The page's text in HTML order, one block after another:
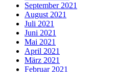
September 2021
August 2021
Juli 2021
Juni 2021
Mai 2021
April 2021
März 2021
Februar 2021